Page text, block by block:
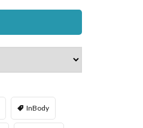
InBody